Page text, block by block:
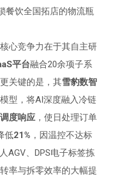
餐饮全国拓店的物流瓶
核心竞争力在于其自主研
平台融合20余项子系
关键的是，其雪豹数智
型，将AI深度融入冷链
度响应 ，使日处理订单
低21% ，因温控不达标
AGV、DPS电子标签拣
率与拆零效率的大幅提